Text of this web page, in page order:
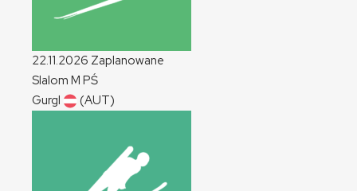
22.11.2026 Zaplanowane
Slalom M PŚ
Gurgl
(AUT)